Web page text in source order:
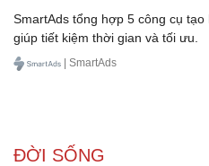
SmartAds tổng hợp 5 công cụ
giúp tiết kiệm thời gian và tối ưu.
| SmartAds
ĐỜI SỐNG